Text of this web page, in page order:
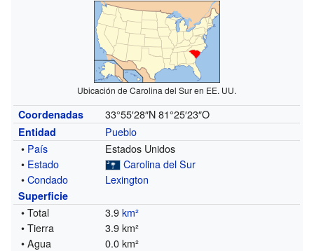
Ubicación de Carolina del Sur en EE. UU.
Coordenadas 33°55′28″N 81°25′23″O
Entidad
Pueblo
• País
Estados Unidos
• Estado
Carolina del Sur
•Condado Lexington
Superficie
• Total 3.9km²
• Tierra
3.9 km²
• Agua
0.0 km²